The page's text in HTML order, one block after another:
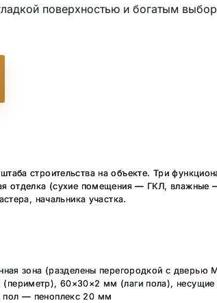
поверхностью и богатым
строительства на объекте. Три
отделка (сухие помещения — ГКЛ,
начальника участка.
зона (разделены перегородкой с дверью
60×30×2 мм (лаги пола), несущие
пол — пеноплекс 20 мм